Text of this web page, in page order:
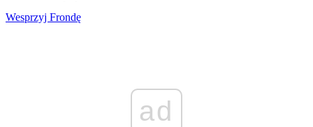
Wesprzyj Frondę
ad